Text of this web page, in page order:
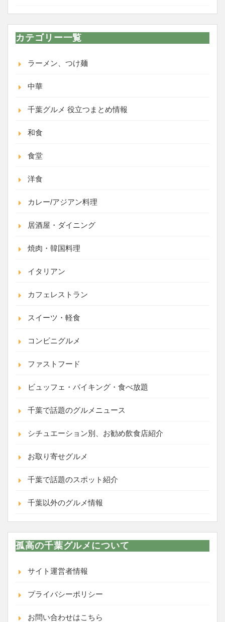
カテゴリー一覧
ラーメン、つけ麺
中華
千葉グルメ 役立つまとめ情報
和食
食堂
洋食
カレー/アジアン料理
居酒屋・ダイニング
焼肉・韓国料理
イタリアン
カフェレストラン
スイーツ・軽食
コンビニグルメ
ファストフード
ビュッフェ・バイキング・食べ放題
千葉で話題のグルメニュース
シチュエーション別、お勧め飲食店紹介
お取り寄せグルメ
千葉で話題のスポット紹介
千葉以外のグルメ情報
孤高の千葉グルメについて
サイト運営者情報
プライバシーポリシー
お問い合わせはこちら